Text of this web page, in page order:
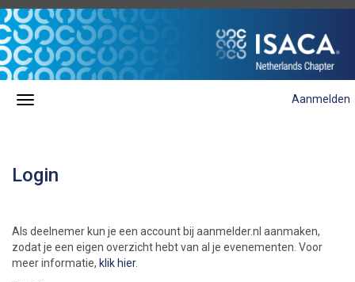
Aanmelden
Login
Als deelnemer kun je een account bij aanmelder.nl aanmaken,
zodat je een eigen overzicht hebt van al je evenementen. Voor
meer informatie, klik hier.